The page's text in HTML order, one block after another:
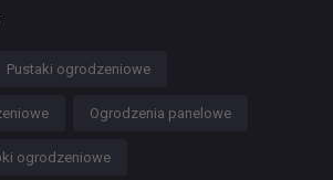
Pustaki ogrodzeniowe
Ogrodzenia panelowe
ogrodzeniowe